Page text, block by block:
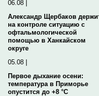
06.08 |
Александр Щербаков
на контроле ситуацию с
офтальмологической
помощью в Ханкайском
округе
05.08 |
Первое дыхание осени:
температура в Приморье
опустится до +8 °C